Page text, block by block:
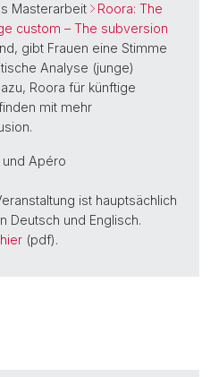
Masterarbeit
Roora: The
custom – The subversion
gibt Frauen eine Stimme
Analyse (junge)
Roora für künftige
mit mehr
Apéro
ist hauptsächlich
Deutsch und Englisch.
hier (pdf).